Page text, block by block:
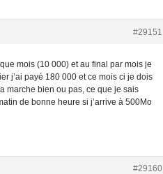
#29151
mois (10 000) et au final par mois je
j’ai payé 180 000 et ce mois ci je dois
marche bien ou pas, ce que je sais
de bonne heure si j’arrive à 500Mo
#29160